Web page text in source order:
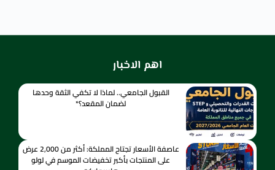
اهم الاخبار
القبول الجامعي.. لماذا لا تكفي الثقة وحدها
لضمان المقعد؟*
عاصفة الأسعار تجتاح المملكة: أكثر من 2,000 عرض
على المنتجات بأكبر تخفيضات الموسم في لولو